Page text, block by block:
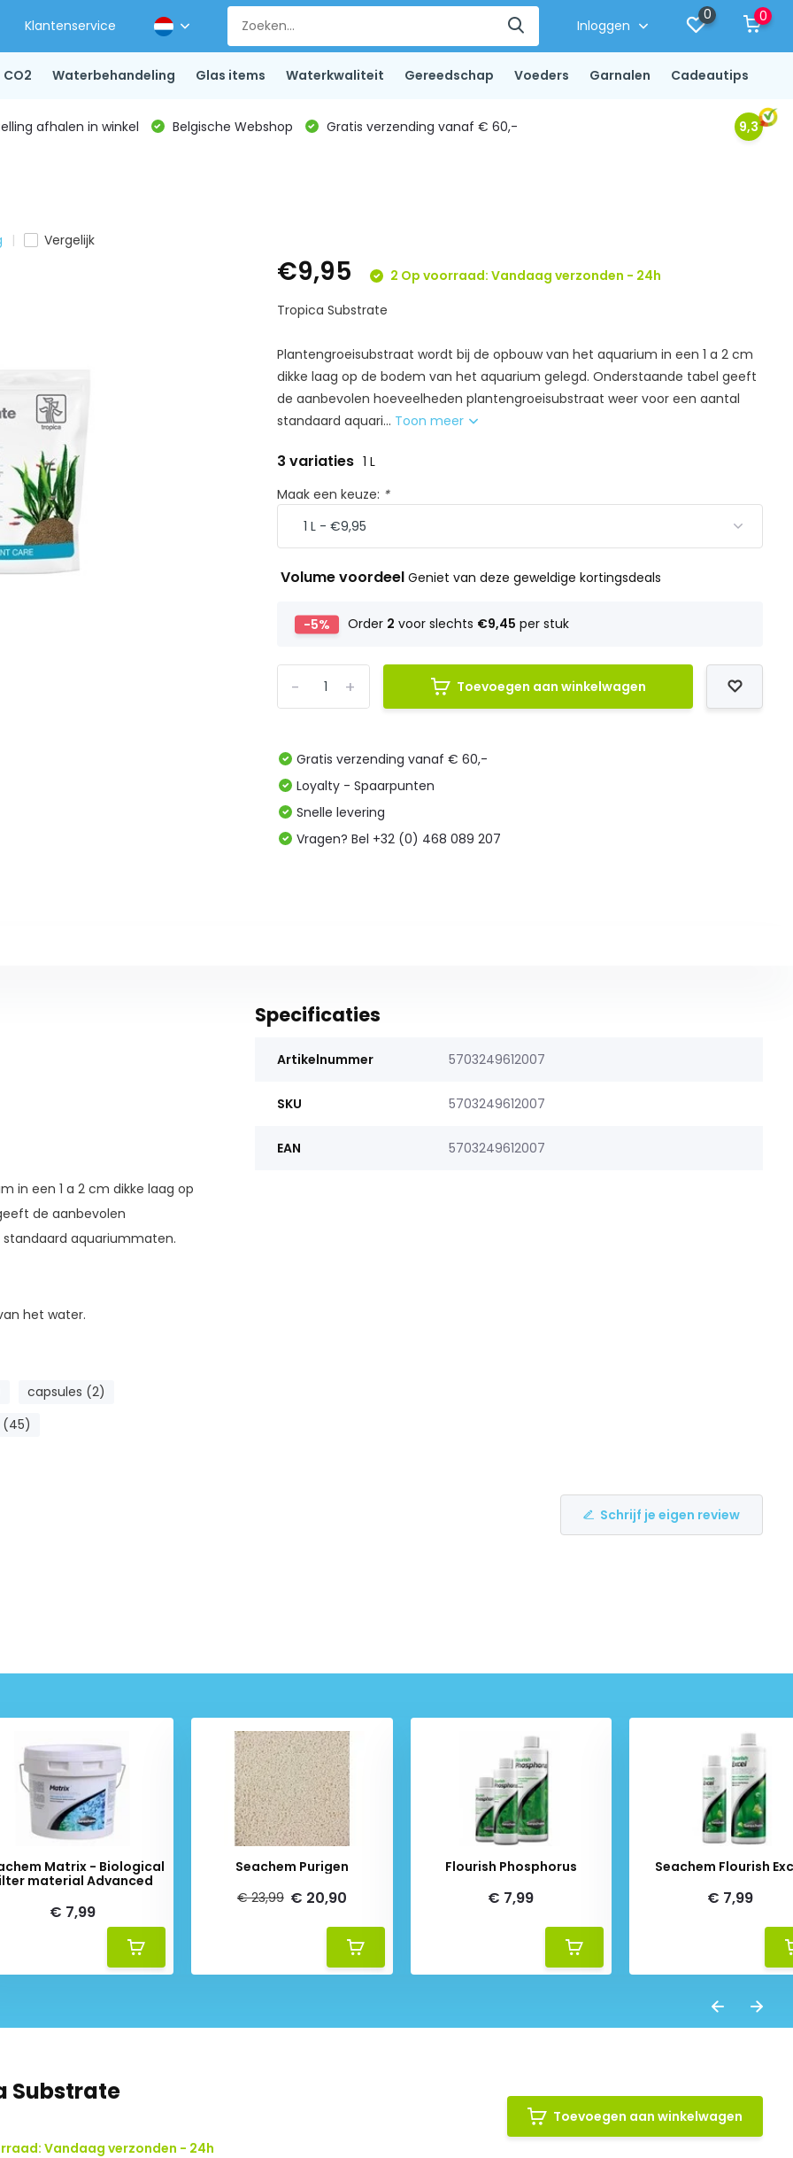
Klantenservice Inloggen
0 0
CO2 Waterbehandeling Glas items Waterkwaliteit Gereedschap Voeders Garnalen Cadeautips
afhalen in winkel Belgische Webshop Gratis verzending vanaf € 60,- 9,3
Vergelijk
€9,95
2 Op voorraad: Vandaag verzonden - 24h
Tropica Substrate
Plantengroeisubstraat wordt bij de opbouw van het aquarium in een 1 a 2 cm
dikke laag op de bodem van het aquarium gelegd. Onderstaande tabel geeft
de aanbevolen hoeveelheden plantengroeisubstraat weer voor een aantal
standaard aquari... Toon meer
3 variaties 1 L
Maak een keuze: *
Volume voordeelGeniet van deze geweldige kortingsdeals
-5% Order 2 voor slechts €9,45 per stuk
+
- Toevoegen aan winkelwagen
Gratis verzending vanaf € 60,-
Loyalty - Spaarpunten
Snelle levering
Vragen? Bel +32 (0) 468 089 207
in een 1 a 2 cm dikke laag op
de aanbevolen
aquariummaten.
het water.
capsules (2)
(45)
Specificaties
Artikelnummer 5703249612007
SKU 5703249612007
EAN 5703249612007
Schrijf je eigen review
Matrix - Biological
material Advanced
€ 7,99
Seachem Purigen
€ 23,99 € 20,90
Flourish Phosphorus
€ 7,99
Seachem Flourish
€ 7,99
Substrate
Vandaag verzonden - 24h
Toevoegen aan winkelwagen